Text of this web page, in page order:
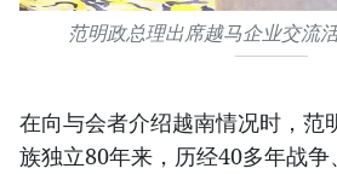
范明政总理出席越马企业交流
在向与会者介绍越南情况时，范
族独立80年来，历经40多年战